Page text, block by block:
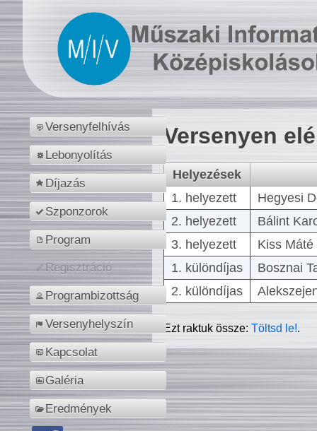
Versenyfelhívás
Lebonyolítás
Díjazás
Szponzorok
Program
Regisztráció
Programbizottság
Versenyhelyszín
Kapcsolat
Galéria
Eredmények
Versenyen
Helyezések
1. helyezett
Hegyesi
2. helyezett
Bálint
3. helyezett
Kiss
1. különdíjas
Bosznai
2. különdíjas
Ezt raktuk össze:Töltsd le!.